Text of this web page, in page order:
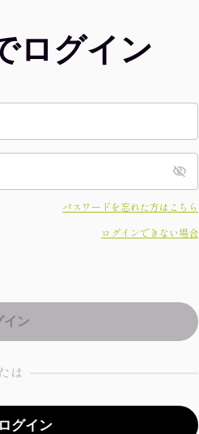
ログイン
パスワードを忘れた方はこちら
ログインできない場合
は
グイン